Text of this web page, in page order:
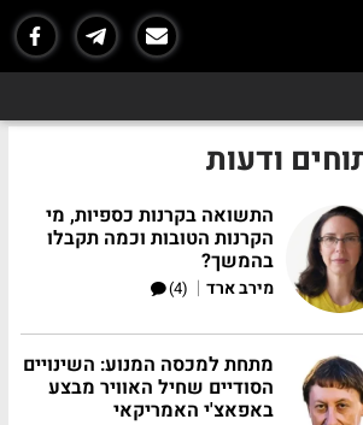
ודעות
התשואה בקרנות כספיות, מי
הקרנות הטובות וכמה תקבלו
בהמשך?
מירב ארד |
(4)
מתחת למכסה המנוע: השינויים
הסודיים שחיל האוויר מבצע
באפאצ'י האמריקאי